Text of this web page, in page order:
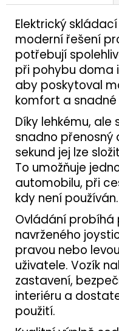
Elektrický
moderní řešení
potřebují
při pohybu doma
aby poskytoval
komfort a
Díky lehkému,
snadno přenosný
sekund jej lze
To umožňuje
automobilu, při
kdy není používán.
Ovládání
navrženého
pravou nebo
uživatele. Vozík
zastavení,
interiéru a
použití.